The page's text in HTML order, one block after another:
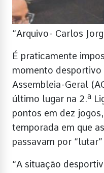
“Arquivo- Carlos
É praticamente
momento
Assembleia-Geral
último lugar na 2.ª
pontos em dez
temporada em que
passavam por
“A situação